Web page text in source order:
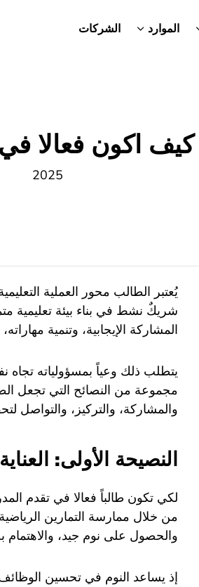
الموارد الشركات
كيف اكون فعالا
2025
يُعتبر الطالب محور العملية
شريكٌ نشط في بناء بيئة تعليمية
المشاركة الإيجابية، وتنمية
يتطلب ذلك وعياً بمسؤولياته تجاه
مجموعة من النصائح التي تجعل
والمشاركة، والتركيز، والتواصل
النصيحة الأولى:
لكي تكون طالباً فعالا في تقدم
من خلال ممارسة التمارين
والحصول على نوم جيد، والاهتمام
إذ يساعد النوم في تحسين